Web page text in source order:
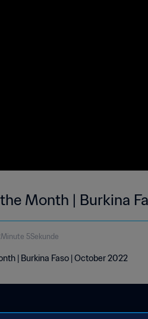
Month | Burkina
5Sekunde
| Burkina Faso | October 2022